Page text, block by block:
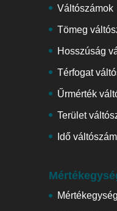
Váltószámok
Tömeg
Hosszúság
Térfogat
Űrmérték
Terület
Idő